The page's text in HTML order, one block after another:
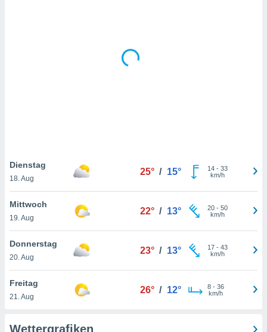
nicht
von
und
auf
klicken.
Dienstag
18. Aug
25° / 15° 14- 33
km/h
Mittwoch
19. Aug
22° / 13° 20- 50
km/h
Donnerstag
20. Aug
23° / 13° 17- 43
km/h
Freitag
21. Aug
26° / 12° 8- 36
km/h
Wettergrafiken